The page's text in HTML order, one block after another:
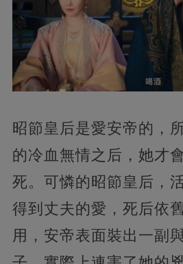
昭節皇后是愛安帝的，
的冷血無情之后，她才
死。可憐的昭節皇后，
得到丈夫的愛，死后依
用，安帝表面裝出一副